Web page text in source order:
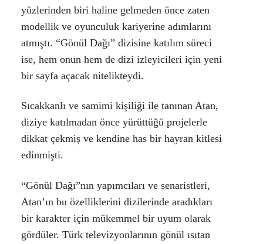
yüzlerinden biri haline gelmeden önce zaten
modellik ve oyunculuk kariyerine adımlarını
atmıştı. “Gönül Dağı” dizisine katılım süreci
ise, hem onun hem de dizi izleyicileri için yeni
bir sayfa açacak nitelikteydi.
Sıcakkanlı ve samimi kişiliği ile tanınan Atan,
diziye katılmadan önce yürüttüğü projelerle
dikkat çekmiş ve kendine has bir hayran kitlesi
edinmişti.
“Gönül Dağı”nın yapımcıları ve senaristleri,
Atan’ın bu özelliklerini dizilerinde aradıkları
bir karakter için mükemmel bir uyum olarak
gördüler. Türk televizyonlarının gönül ısıtan